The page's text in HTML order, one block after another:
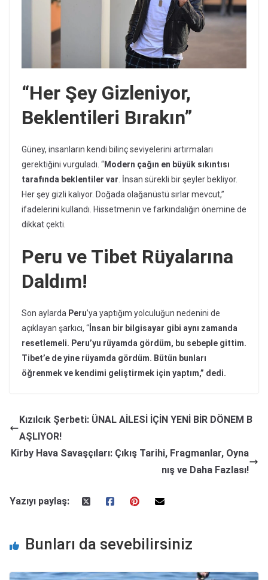
“Her Şey Gizleniyor,
Beklentileri Bırakın”
Güney, insanların kendi bilinç seviyelerini artırmaları
gerektiğini vurguladı. “Modern çağın en büyük sıkıntısı
tarafında beklentiler var . İnsan sürekli bir şeyler bekliyor.
Her şey gizli kalıyor. Doğada olağanüstü sırlar mevcut,”
ifadelerini kullandı. Hissetmenin ve farkındalığın önemine de
dikkat çekti.
Peru ve Tibet Rüyalarına
Daldım!
Son aylarda Peru’ya yaptığım yolculuğun nedenini de
açıklayan şarkıcı, “ İnsan bir bilgisayar gibi aynı zamanda
resetlemeli. Peru’yu rüyamda gördüm, bu sebeple gittim.
Tibet’e de yine rüyamda gördüm. Bütün bunları
öğrenmek ve kendimi geliştirmek için yaptım,” dedi.
Kızılcık Şerbeti: ÜNAL AİLESİ İÇİN YENİ BİR DÖNEM B
AŞLIYOR!
Kirby Hava Savaşçıları: Çıkış Tarihi, Fragmanlar, Oyna
nış ve Daha Fazlası!
Yazıyı paylaş:
Bunları da sevebilirsiniz